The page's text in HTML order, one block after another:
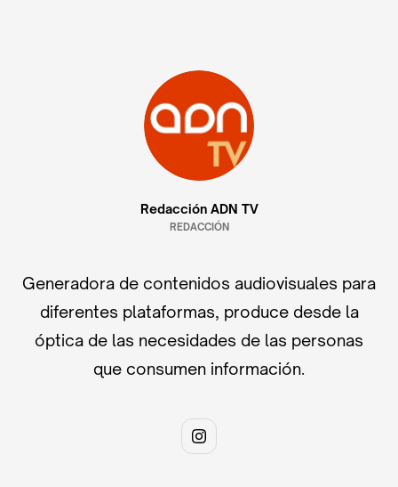
Redacción ADN TV
REDACCIÓN
Generadora de contenidos audiovisuales para
diferentes plataformas, produce desde la
óptica de las necesidades de las personas
que consumen información.